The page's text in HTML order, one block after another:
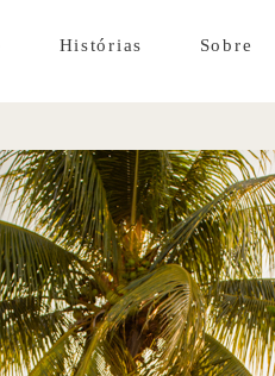
Histórias Sobre